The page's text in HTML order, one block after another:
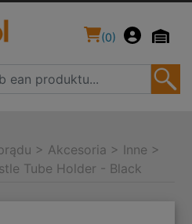
(0)
> Akcesoria > Inne >
Tube Holder - Black